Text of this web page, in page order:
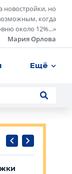
новостройки, но
когда
около 12%...»
Мария Орлова
Ещё